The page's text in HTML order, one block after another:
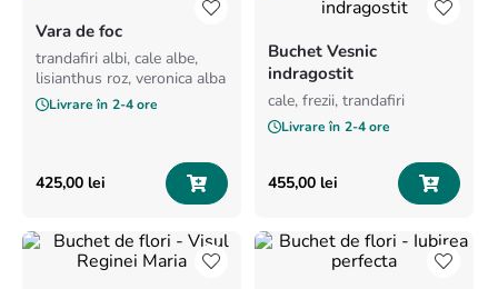
Vara de foc
trandafiri albi, cale albe,
lisianthus roz, veronica alba
Livrare în 2-4 ore
425,00 lei
Buchet Vesnic
indragostit
cale, frezii, trandafiri
Livrare în 2-4 ore
455,00 lei
trandafiri albi